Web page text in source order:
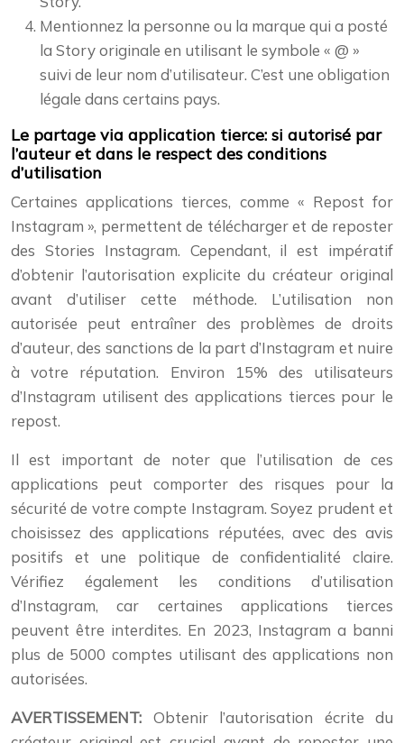
Mentionnez la personne ou la marque qui a posté
la Story originale en utilisant le symbole « @ »
suivi de leur nom d’utilisateur. C’est une obligation
légale dans certains pays.
Le partage via application tierce: si autorisé par
l’auteur et dans le respect des conditions
d’utilisation
Certaines applications tierces, comme « Repost for
Instagram », permettent de télécharger et de reposter
des Stories Instagram. Cependant, il est impératif
d’obtenir l’autorisation explicite du créateur original
avant d’utiliser cette méthode. L’utilisation non
autorisée peut entraîner des problèmes de droits
d’auteur, des sanctions de la part d’Instagram et nuire
à votre réputation. Environ 15% des utilisateurs
d’Instagram utilisent des applications tierces pour le
repost.
Il est important de noter que l’utilisation de ces
applications peut comporter des risques pour la
sécurité de votre compte Instagram. Soyez prudent et
choisissez des applications réputées, avec des avis
positifs et une politique de confidentialité claire.
Vérifiez également les conditions d’utilisation
d’Instagram, car certaines applications tierces
peuvent être interdites. En 2023, Instagram a banni
plus de 5000 comptes utilisant des applications non
autorisées.
AVERTISSEMENT: Obtenir l’autorisation écrite du